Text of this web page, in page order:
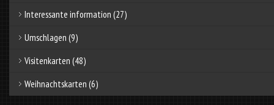
Interessante information (27)
Umschlagen (9)
Visitenkarten (48)
Weihnachtskarten (6)